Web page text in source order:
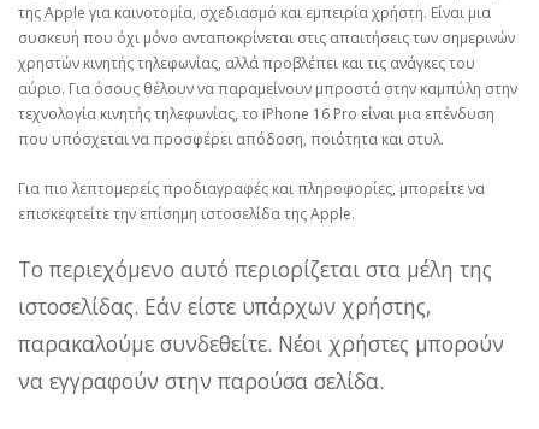
της Apple για καινοτομία, σχεδιασμό και εμπειρία χρήστη. Είναι μια
συσκευή που όχι μόνο ανταποκρίνεται στις απαιτήσεις των σημερινών
χρηστών κινητής τηλεφωνίας, αλλά προβλέπει και τις ανάγκες του
αύριο. Για όσους θέλουν να παραμείνουν μπροστά στην καμπύλη στην
τεχνολογία κινητής τηλεφωνίας, το iPhone 16 Pro είναι μια επένδυση
που υπόσχεται να προσφέρει απόδοση, ποιότητα και στυλ.
Για πιο λεπτομερείς προδιαγραφές και πληροφορίες, μπορείτε να
επισκεφτείτε την επίσημη ιστοσελίδα της Apple.
Το περιεχόμενο αυτό περιορίζεται στα μέλη της
ιστοσελίδας. Εάν είστε υπάρχων χρήστης,
παρακαλούμε συνδεθείτε. Νέοι χρήστες μπορούν
να εγγραφούν στην παρούσα σελίδα.